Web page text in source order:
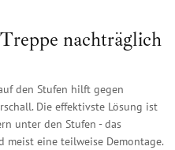
nachträglich
den Stufen hilft gegen
Die effektivste Lösung ist
unter den Stufen - das
meist eine teilweise Demontage.